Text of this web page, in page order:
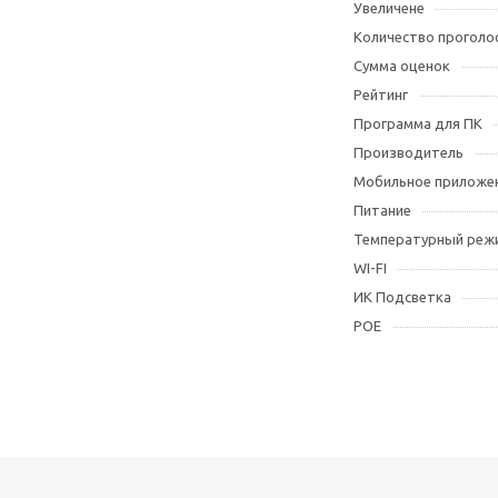
Увеличене
Количество
Сумма оценок
Рейтинг
Программа для ПК
Производитель
Мобильное
Питание
Температурный
WI-FI
ИК Подсветка
POE